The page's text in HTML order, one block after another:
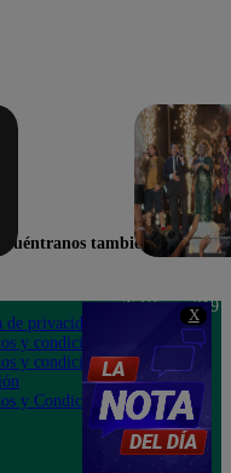
X
también en
de privacidad
y condiciones
y condiciones
y Condiciones
Teléfono: 219
Av. San
Felipe 968
Jesús María